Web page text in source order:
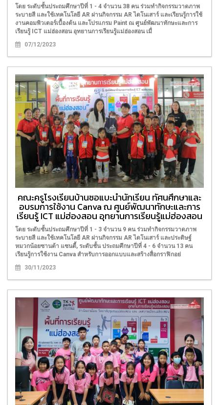
โดย ระดับชั้นประถมศึกษาปีที่ 1 - 4 จำนวน 38 คน ร่วมทำกิจกรรมวาดภาพ
ระบายสี และใช้เทคโนโลยี AR ผ่านกิจกรรม AR ไดโนเสาร์ และเรียนรู้การใช้
งานคอมพิวเตอร์เบื้องต้น และโปรแกรม Paint ณ ศูนย์พัฒนาทักษะและการ
เรียนรู้ ICT แม่ฮ่องสอน อุทยานการเรียนรู้แม่ฮ่องสอน เมื่
07/12/2023
คณะครูโรงเรียนบ้านซอแบะนำนักเรียน ทัศนศึกษาและ
อบรมการใช้งาน Canva ณ ศูนย์พัฒนาทักษะและการ
เรียนรู้ ICT แม่ฮ่องสอน อุทยานการเรียนรู้แม่ฮ่องสอน
โดย ระดับชั้นประถมศึกษาปีที่ 1 - 3 จำนวน 9 คน ร่วมทำกิจกรรมวาดภาพ
ระบายสี และใช้เทคโนโลยี AR ผ่านกิจกรรม AR ไดโนเสาร์ และประดิษฐ์
หมวกน้อยซานต้า แซนตี้, ระดับชั้น ประถมศึกษาปีที่ 4 - 6 จำนวน 13 คน
เรียนรู้การใช้งาน Canva สำหรับการออกแบบและสร้างสื่อกราฟิกอย่
30/11/2023